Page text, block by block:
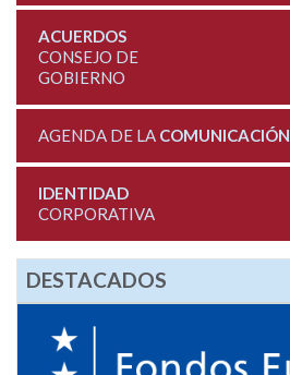
ACUERDOS
CONSEJO DE
GOBIERNO
AGENDA DE LA COMUNICACIÓN
IDENTIDAD
CORPORATIVA
DESTACADOS